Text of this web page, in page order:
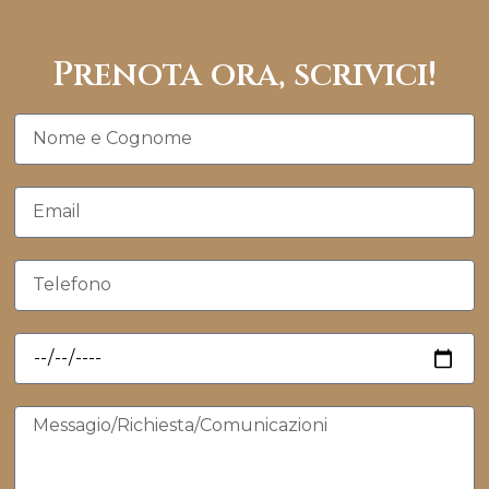
o
o
g
r
m
Prenota ora, scrivici!
Nome
e
Cognome
Email
Telefono
Quando
Messaggio